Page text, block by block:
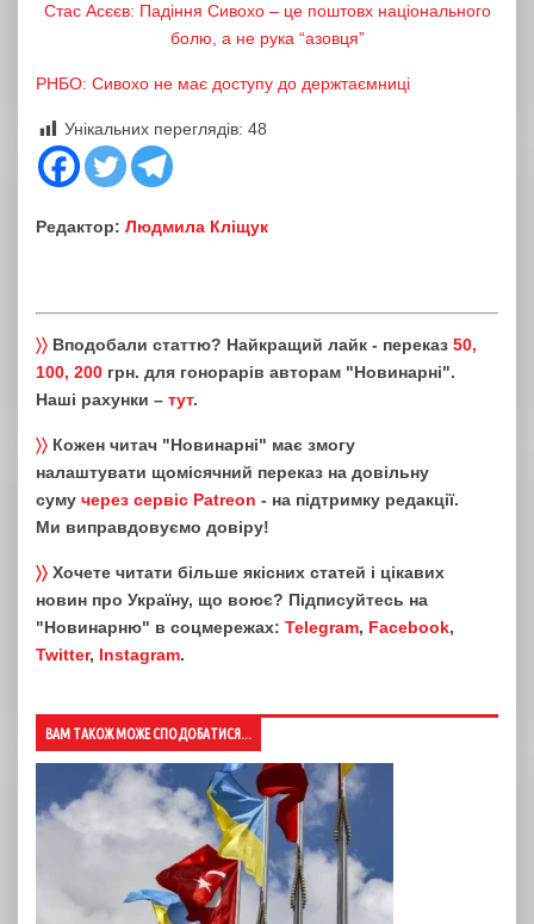
Стас Асєєв: Падіння Сивохо – це поштовх національного
болю, а не рука “азовця”
РНБО: Сивохо не має доступу до держтаємниці
Унікальних переглядів: 48
Редактор: Людмила Кліщук
〉〉 Вподобали статтю? Найкращий лайк - переказ 50,
100, 200 грн. для гонорарів авторам "Новинарні".
Наші рахунки – тут.
〉〉 Кожен читач "Новинарні" має змогу
налаштувати щомісячний переказ на довільну
суму через сервіс Patreon - на підтримку редакції.
Ми виправдовуємо довіру!
〉〉 Хочете читати більше якісних статей і цікавих
новин про Україну, що воює? Підписуйтесь на
"Новинарню" в соцмережах: Telegram, Facebook,
Twitter, Instagram.
ВАМ ТАКОЖ МОЖЕ СПОДОБАТИСЯ...